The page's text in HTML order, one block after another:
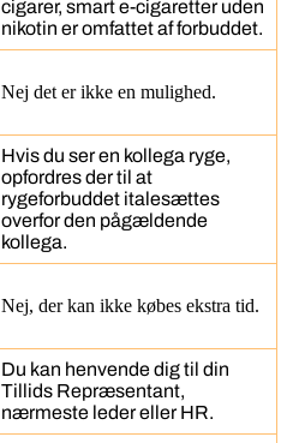
cigarer, smart e-cigaretter uden
nikotin er omfattet af forbuddet.
Nej det er ikke en mulighed.
Hvis du ser en kollega ryge,
opfordres der til at
rygeforbuddet italesættes
overfor den pågældende
kollega.
Nej, der kan ikke købes ekstra tid.
Du kan henvende dig til din
Tillids Repræsentant,
nærmeste leder eller HR.